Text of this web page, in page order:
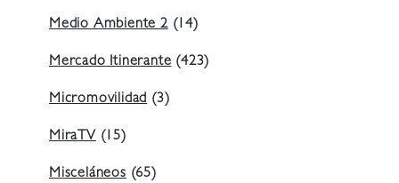
Medio Ambiente 2(14)
Mercado Itinerante(423)
Micromovilidad(3)
MiraTV(15)
Misceláneos(65)